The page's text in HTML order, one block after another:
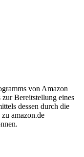
von Amazon
Bereitstellung eines
dessen durch die
amazon.de